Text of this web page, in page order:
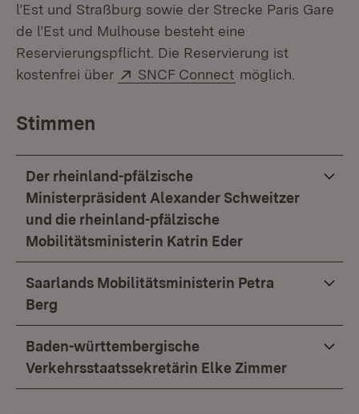
l’Est und Straßburg sowie der Strecke Paris Gare
de l’Est und Mulhouse besteht eine
Reservierungspflicht. Die Reservierung ist
kostenfrei über
Extern:
SNCF Connect (Öffnet in neuem
möglich.
Stimmen
Der rheinland-pfälzische
Ministerpräsident Alexander Schweitzer
und die rheinland-pfälzische
Mobilitätsministerin Katrin Eder
Saarlands Mobilitätsministerin Petra
Berg
Baden-württembergische
Verkehrsstaatssekretärin Elke Zimmer